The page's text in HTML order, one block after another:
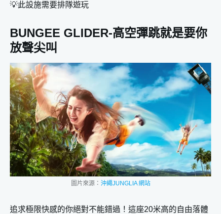
💡此設施需要排隊遊玩
BUNGEE GLIDER-高空彈跳就是要你
放聲尖叫
圖片來源： 沖繩JUNGLIA 網站
追求極限快感的你絕對不能錯過！這座20米高的自由落體